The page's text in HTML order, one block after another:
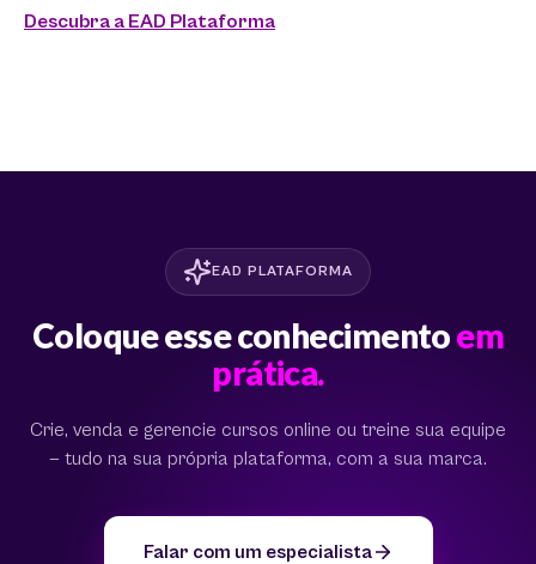
Descubra a EAD Plataforma
EAD PLATAFORMA
Coloque esse conhecimentoem
prática.
Crie, venda e gerencie cursos online ou treine sua equipe
— tudo na sua própria plataforma, com a sua marca.
Falar com um especialista